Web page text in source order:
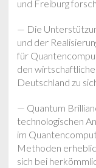
und Freiburg
— Die
und der
für
den
Deutschland zu
— Quantum
technologischen
im
Methoden
sich bei